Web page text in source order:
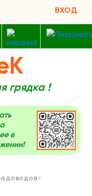
ВХОД
грядка !
в